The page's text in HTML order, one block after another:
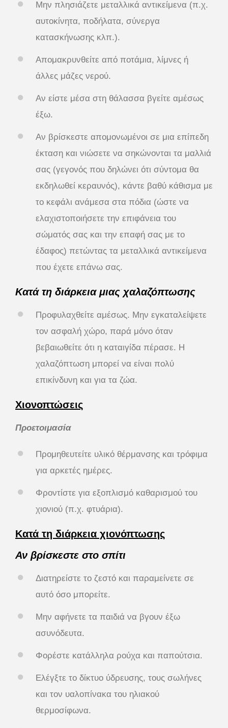
Μην πλησιάζετε μεταλλικά αντικείμενα (π.χ.
αυτοκίνητα, ποδήλατα, σύνεργα
κατασκήνωσης κλπ.).
Απομακρυνθείτε από ποτάμια, λίμνες ή
άλλες μάζες νερού.
Αν είστε μέσα στη θάλασσα βγείτε αμέσως
έξω.
Αν βρίσκεστε απομονωμένοι σε μια επίπεδη
έκταση και νιώσετε να σηκώνονται τα μαλλιά
σας (γεγονός που δηλώνει ότι σύντομα θα
εκδηλωθεί κεραυνός), κάντε βαθύ κάθισμα με
το κεφάλι ανάμεσα στα πόδια (ώστε να
ελαχιστοποιήσετε την επιφάνεια του
σώματός σας και την επαφή σας με το
έδαφος) πετώντας τα μεταλλικά αντικείμενα
που έχετε επάνω σας.
Κατά τη διάρκεια μιας χαλαζόπτωσης
Προφυλαχθείτε αμέσως. Μην εγκαταλείψετε
τον ασφαλή χώρο, παρά μόνο όταν
βεβαιωθείτε ότι η καταιγίδα πέρασε. Η
χαλαζόπτωση μπορεί να είναι πολύ
επικίνδυνη και για τα ζώα.
Χιονοπτώσεις
Προετοιμασία
Προμηθευτείτε υλικό θέρμανσης και τρόφιμα
για αρκετές ημέρες.
Φροντίστε για εξοπλισμό καθαρισμού του
χιονιού (π.χ. φτυάρια).
Κατά τη διάρκεια χιονόπτωσης
Αν βρίσκεστε στο σπίτι
Διατηρείστε το ζεστό και παραμείνετε σε
αυτό όσο μπορείτε.
Μην αφήνετε τα παιδιά να βγουν έξω
ασυνόδευτα.
Φορέστε κατάλληλα ρούχα και παπούτσια.
Ελέγξτε το δίκτυο ύδρευσης, τους σωλήνες
και τον υαλοπίνακα του ηλιακού
θερμοσίφωνα.